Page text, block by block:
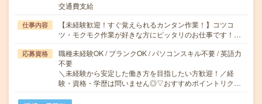
交通費支給
仕事内容
【未経験歓迎！すぐ覚えられるカンタン作業！】コツコ
ツ・モクモク作業が好きな方にピッタリのお仕事です！…
応募資格
職種未経験OK / ブランクOK / パソコンスキル不要 / 英語力
不要
＼未経験から安定した働き方を目指したい方歓迎！／経
験・資格・学歴は問いません◎▽おすすめポイントリク…